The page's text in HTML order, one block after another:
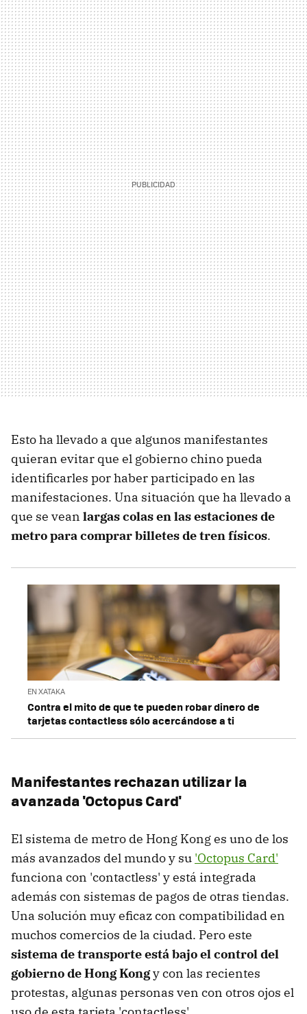
Esto ha llevado a que algunos manifestantes
quieran evitar que el gobierno chino pueda
identificarles por haber participado en las
manifestaciones. Una situación que ha llevado a
que se vean largas colas en las estaciones de
metro para comprar billetes de tren físicos.
EN XATAKA
Contra el mito de que te pueden robar dinero de
tarjetas contactless sólo acercándose a ti
Manifestantes rechazan utilizar la
avanzada 'Octopus Card'
El sistema de metro de Hong Kong es uno de los
más avanzados del mundo y su 'Octopus Card'
funciona con 'contactless' y está integrada
además con sistemas de pagos de otras tiendas.
Una solución muy eficaz con compatibilidad en
muchos comercios de la ciudad. Pero este
sistema de transporte está bajo el control del
gobierno de Hong Kongy con las recientes
protestas, algunas personas ven con otros ojos el